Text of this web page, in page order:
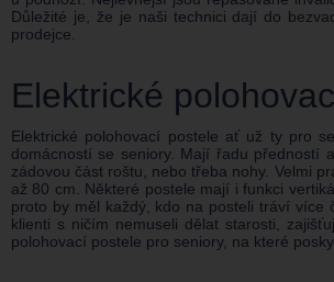
Důležité je, že je naši technici dají do
prodejce.
Elektrické
Elektrické polohovací postele ať už ty pro
domácností se seniory. Mají řadu předností
zádovou část roštu, nebo třeba nohy. Velmi
až 80 cm. Některé postele mají i funkci
proto by měl každý, kdo na posteli tráví více
klienti s ničím nemuseli dělat starosti,
polohovací postele pro seniory, na které